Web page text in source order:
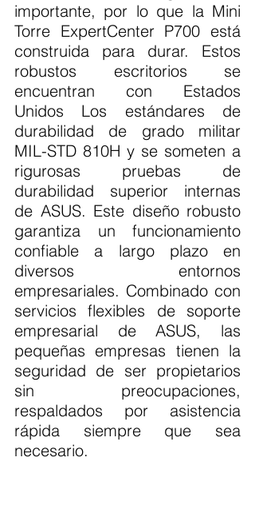
importante, por lo que la Mini
Torre ExpertCenter P700 está
construida para durar. Estos
robustos escritorios se
encuentran con Estados
Unidos Los estándares de
durabilidad de grado militar
MIL-STD 810H y se someten a
rigurosas pruebas de
durabilidad superior internas
de ASUS. Este diseño robusto
garantiza un funcionamiento
confiable a largo plazo en
diversos entornos
empresariales. Combinado con
servicios flexibles de soporte
empresarial de ASUS, las
pequeñas empresas tienen la
seguridad de ser propietarios
sin preocupaciones,
respaldados por asistencia
rápida siempre que sea
necesario.